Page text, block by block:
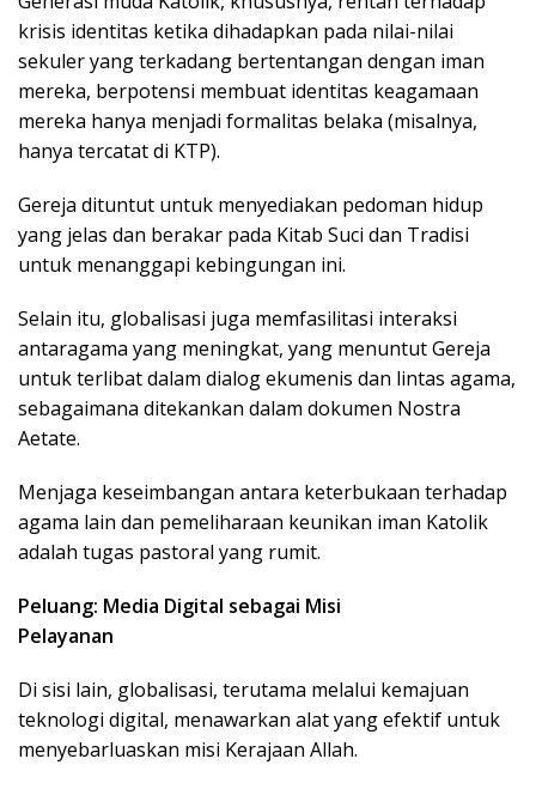
krisis identitas ketika dihadapkan pada nilai-nilai
sekuler yang terkadang bertentangan dengan iman
mereka, berpotensi membuat identitas keagamaan
mereka hanya menjadi formalitas belaka (misalnya,
hanya tercatat di KTP).
Gereja dituntut untuk menyediakan pedoman hidup
yang jelas dan berakar pada Kitab Suci dan Tradisi
untuk menanggapi kebingungan ini.
Selain itu, globalisasi juga memfasilitasi interaksi
antaragama yang meningkat, yang menuntut Gereja
untuk terlibat dalam dialog ekumenis dan lintas agama,
sebagaimana ditekankan dalam dokumen Nostra
Aetate.
Menjaga keseimbangan antara keterbukaan terhadap
agama lain dan pemeliharaan keunikan iman Katolik
adalah tugas pastoral yang rumit.
Peluang: Media Digital sebagai Misi
Pelayanan
Di sisi lain, globalisasi, terutama melalui kemajuan
teknologi digital, menawarkan alat yang efektif untuk
menyebarluaskan misi Kerajaan Allah.